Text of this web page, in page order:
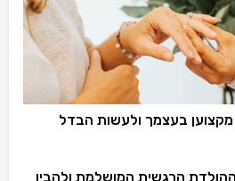
בעצמך ולעשות הבדל
הרגשית המושלמת ולהבין